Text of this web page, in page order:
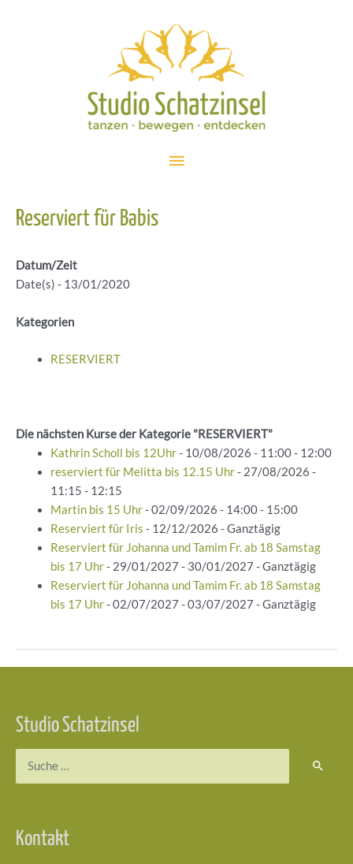
Hauptmenü
Reserviert für Babis
Datum/Zeit
Date(s) - 13/01/2020
Kategorien
RESERVIERT
Die nächsten Kurse der Kategorie "RESERVIERT"
Kathrin Scholl bis 12Uhr- 10/08/2026 - 11:00 - 12:00
reserviert für Melitta bis 12.15 Uhr- 27/08/2026 -
11:15 - 12:15
Martin bis 15 Uhr- 02/09/2026 - 14:00 - 15:00
Reserviert für Iris - 12/12/2026 - Ganztägig
Reserviert für Johanna und Tamim Fr. ab 18 Samstag
bis 17 Uhr- 29/01/2027 - 30/01/2027 - Ganztägig
Reserviert für Johanna und Tamim Fr. ab 18 Samstag
bis 17 Uhr- 02/07/2027 - 03/07/2027 - Ganztägig
Studio Schatzinsel
Kontakt